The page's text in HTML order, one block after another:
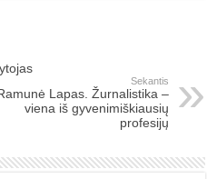
Sekantis
Lapas. Žurnalistika –
viena iš gyvenimiškiausių
profesijų